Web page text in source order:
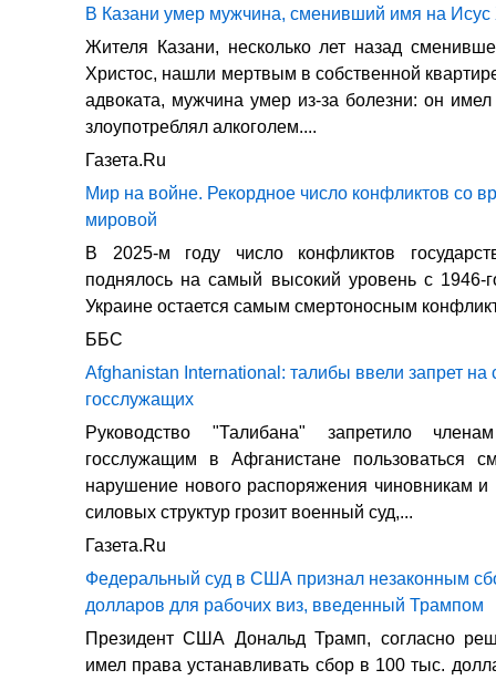
В Казани умер мужчина, сменивший имя на Исус
Жителя Казани, несколько лет назад
Христос, нашли мертвым в собственной
адвоката, мужчина умер из-за болезни: он
злоупотреблял алкоголем....
Газета.Ru
Мир на войне. Рекордное число конфликтов со
мировой
В 2025-м году число конфликтов
поднялось на самый высокий уровень с 1946-
Украине остается самым смертоносным
ББС
Afghanistan International: талибы ввели запрет
госслужащих
Руководство "Талибана" запретило
госслужащим в Афганистане пользоваться
нарушение нового распоряжения чиновникам и
силовых структур грозит военный суд,...
Газета.Ru
Федеральный суд в США признал незаконным
долларов для рабочих виз, введенный Трампом
Президент США Дональд Трамп, согласно
имел права устанавливать сбор в 100 тыс.